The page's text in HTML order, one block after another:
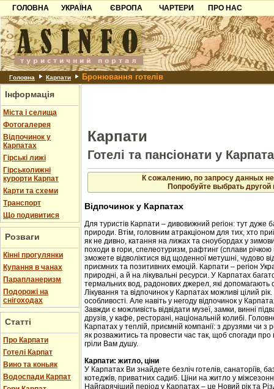
ГОЛОВНА
УКРАЇНА
Карпати
Азов
Причорноморря
Шацьк
ЄВРОПА
Чорногорія
Хорватія
Болгарія
Албанія
ЧАРТЕРИ
ПРО НАС
Контакти
Партнерам
Додати готель
Головна Карпати Бронювання готелів
Інформація
Міста і селища
Фотогалерея
Відпочинок у
Карпатах
Гірські лижі
Гірськолижні
курорти Карпат
Карти та схеми
Транспорт
Що подивитися
Розваги
Кінні прогулянки
Купання в чанах
Парапланеризм
Подорожі на
снігоходах
Статті
Про Карпати
Готелі Карпат
Вино та коньяк
Водоспади Карпат
Карпати
Готелі та пансіонати у
К сожалению, по запросу данных
Попробуйте выбрать другой
Відпочинок у Карпатах
Для туристів Карпати – дивовижний регіон: тут дуже
природи. Втім, головним атракціоном для тих, хто
як не дивно, катання на лижах та сноубордах у
походи в гори, спелеотуризм, рафтинг (сплави
зможете відволіктися від щоденної метушні, чудово
приємних та позитивних емоцій. Карпати – регіон
природні, а й на лікувальні ресурси. У Карпатах
термальних вод, радонових джерел, які допомагають
Лікування та відпочинок у Карпатах можливі цілий
особливості. Але навіть у негоду відпочинок у
Завжди є можливість відвідати музеї, замки, винні
друзів, у кафе, ресторані, національній колибі.
Карпатах у теплій, приємній компанії: з друзями чи
як розважитись та провести час так, щоб спогади
гріли Вам душу.
Карпати: житло, ціни
У Карпатах Ви знайдете безліч готелів, санаторіїв,
котеджів, приватних садиб. Ціни на житло у
Найгарячіший період у Карпатах – це Новий рік та